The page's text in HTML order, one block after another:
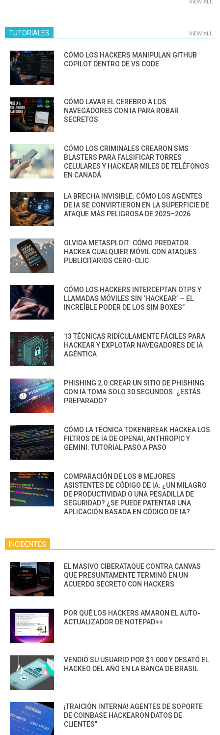
TUTORIALES VIEW ALL
CÓMO LOS HACKERS MANIPULAN GITHUB
COPILOT DENTRO DE VS CODE
CÓMO LAVAR EL CEREBRO A LOS
NAVEGADORES CON IA PARA ROBAR
SECRETOS
CÓMO LOS CRIMINALES CREARON SMS
BLASTERS PARA FALSIFICAR TORRES
CELULARES Y HACKEAR MILES DE TELÉFONOS
EN CANADÁ
LA BRECHA INVISIBLE: CÓMO LOS AGENTES
DE IA SE CONVIRTIERON EN LA SUPERFICIE DE
ATAQUE MÁS PELIGROSA DE 2025–2026
OLVIDA METASPLOIT: CÓMO PREDATOR
HACKEA CUALQUIER MÓVIL CON ATAQUES
PUBLICITARIOS CERO-CLIC
CÓMO LOS HACKERS INTERCEPTAN OTPS Y
LLAMADAS MÓVILES SIN ‘HACKEAR’ — EL
INCREÍBLE PODER DE LOS SIM BOXES”
13 TÉCNICAS RIDÍCULAMENTE FÁCILES PARA
HACKEAR Y EXPLOTAR NAVEGADORES DE IA
AGÉNTICA
PHISHING 2.0:CREAR UN SITIO DE PHISHING
CON IA TOMA SOLO 30 SEGUNDOS. ¿ESTÁS
PREPARADO?
CÓMO LA TÉCNICA TOKENBREAK HACKEA LOS
FILTROS DE IA DE OPENAI, ANTHROPIC Y
GEMINI: TUTORIAL PASO A PASO
COMPARACIÓN DE LOS 8 MEJORES
ASISTENTES DE CÓDIGO DE IA: ¿UN MILAGRO
DE PRODUCTIVIDAD O UNA PESADILLA DE
SEGURIDAD? ¿SE PUEDE PATENTAR UNA
APLICACIÓN BASADA EN CÓDIGO DE IA?
INCIDENTES
EL MASIVO CIBERATAQUE CONTRA CANVAS
QUE PRESUNTAMENTE TERMINÓ EN UN
ACUERDO SECRETO CON HACKERS
POR QUÉ LOS HACKERS AMARON EL AUTO-
ACTUALIZADOR DE NOTEPAD++
VENDIÓ SU USUARIO POR $1.000 Y DESATÓ EL
HACKEO DEL AÑO EN LA BANCA DE BRASIL
¡TRAICIÓN INTERNA! AGENTES DE SOPORTE
DE COINBASE HACKEARON DATOS DE
CLIENTES”